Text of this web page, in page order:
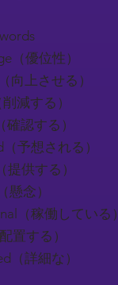
（優位性）
向上させる）
減する）
確認する）
予想される）
提供する）
懸念）
（稼働している）
置する）
（詳細な）